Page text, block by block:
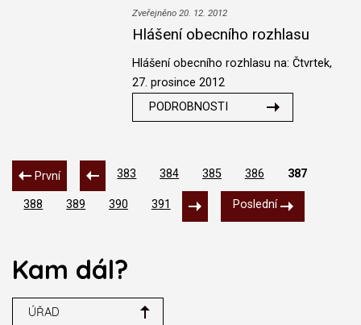
Zveřejněno 20. 12. 2012
Hlášení obecního rozhlasu
Hlášení obecního rozhlasu na: Čtvrtek,
27. prosince 2012
PODROBNOSTI
První 383 384 385 386 387
388 389 390 391 Poslední
Kam dál?
ÚŘAD